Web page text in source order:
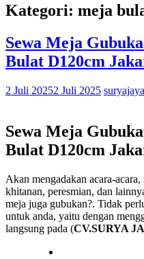
Kategori: meja
Sewa Meja
Bulat D120cm
2 Juli 20252 Juli 2025
Sewa Meja
Bulat D120cm
Akan mengadakan acara-
khitanan, peresmian, dan
meja juga gubukan?. Tidak
untuk anda, yaitu dengan
langsung pada (CV.SURYA